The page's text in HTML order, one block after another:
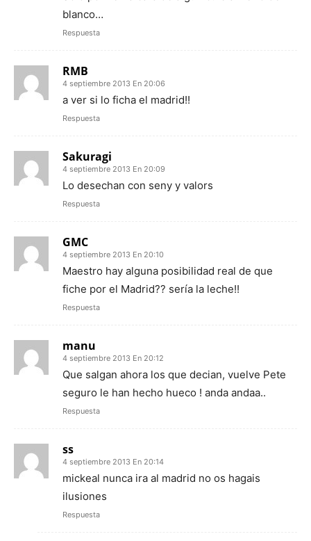
blanco…
Respuesta
RMB
4 septiembre 2013 En 20:06
a ver si lo ficha el madrid!!
Respuesta
Sakuragi
4 septiembre 2013 En 20:09
Lo desechan con seny y valors
Respuesta
GMC
4 septiembre 2013 En 20:10
Maestro hay alguna posibilidad real de que
fiche por el Madrid?? sería la leche!!
Respuesta
manu
4 septiembre 2013 En 20:12
Que salgan ahora los que decian, vuelve Pete
seguro le han hecho hueco ! anda andaa..
Respuesta
ss
4 septiembre 2013 En 20:14
mickeal nunca ira al madrid no os hagais
ilusiones
Respuesta